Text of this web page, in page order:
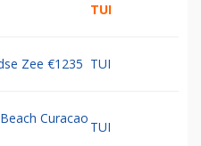
TUI
Zee €1235 TUI
Curacao
TUI